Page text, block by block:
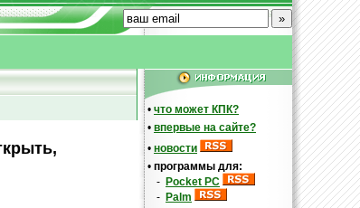
• что может КПК?
• впервые на сайте?
• новости
• программы для:
- Pocket PC
- Palm